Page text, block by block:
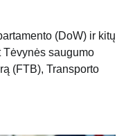
(DoW) ir kitų
Tėvynės saugumo
(FTB), Transporto